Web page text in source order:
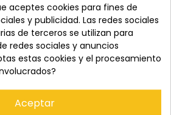
aceptes cookies para fines de
y publicidad. Las redes sociales
de terceros se utilizan para
redes sociales y anuncios
estas cookies y el procesamiento
Aceptar